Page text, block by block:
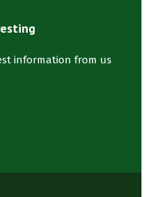
information from us